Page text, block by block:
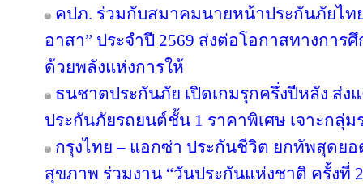
คปภ. ร่วมกับสมาคมนายหน้าประกันภัยไท
อาสา” ประจำปี 2569 ส่งต่อโอกาสทางการ
ด้วยพลังแห่งการให้
ธนชาตประกันภัย เปิดเกมรุกครึ่งปีหลัง ส่ง
ประกันภัยรถยนต์ชั้น 1 ราคาพิเศษ เจาะกลุ่
กรุงไทย – แอกซ่า ประกันชีวิต ยกทัพสุดย
สุขภาพ ร่วมงาน “วันประกันแห่งชาติ ครั้งที่